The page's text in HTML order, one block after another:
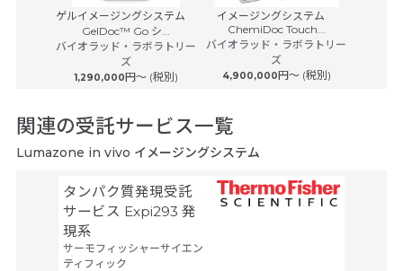
ゲルイメージングシステム
GelDoc™ Go シ...
バイオラッド・ラボラトリー
ズ
1,290,000円〜 (税別)
イメージングシステム
ChemiDoc Touch...
バイオラッド・ラボラトリー
ズ
4,900,000円〜 (税別)
関連の受託サービス一覧
Lumazone in vivo イメージングシステム
タンパク質発現受託
サービス Expi293 発
現系
サーモフィッシャーサイエン
ティフィック